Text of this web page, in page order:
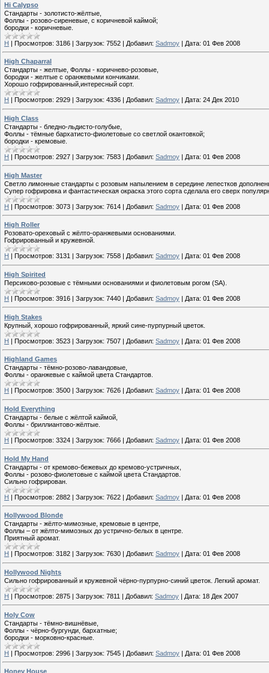
Hi Calypso
Стандарты - золотисто-жёлтые,
Фоллы - розово-сиреневые, с коричневой каймой;
бородки - коричневые.
H | Просмотров: 3186 | Загрузок: 7552 | Добавил: Sadmoy | Дата: 01 Фев 2008
High Chaparral
Стандарты - желтые, Фоллы - коричнево-розовые,
бородки - желтые с оранжевыми кончиками.
Хорошо гофрированный,интересный сорт.
H Просмотров: 2929 Загрузок: 4336 Добавил: Sadmoy Дата: 24 Дек 2010
High Class
Стандарты - бледно-льдисто-голубые,
Фоллы - тёмные бархатисто-фиолетовые со светлой окантовкой;
бородки - кремовые.
H | Просмотров: 2927 | Загрузок: 7583 | Добавил: Sadmoy | Дата: 01 Фев 2008
High Master
Светло лимонные стандарты с розовым напылением в середине лепестков
Супер гофрировка и фантастическая окраска этого сорта сделала его сверх
H | Просмотров: 3073 | Загрузок: 7614 | Добавил: Sadmoy | Дата: 01 Фев 2008
High Roller
Розовато-ореховый с жёлто-оранжевыми основаниями.
Гофрированный и кружевной.
H Просмотров: 3131 Загрузок: 7558 Добавил: Sadmoy Дата: 01 Фев 2008
High Spirited
Персиково-розовые с тёмными основаниями и фиолетовым рогом (SA).
H | Просмотров: 3916 | Загрузок: 7440 | Добавил: Sadmoy | Дата: 01 Фев 2008
High Stakes
Крупный, хорошо гофрированный, яркий сине-пурпурный цветок.
H | Просмотров: 3523 | Загрузок: 7507 | Добавил: Sadmoy | Дата: 01 Фев 2008
Highland Games
Стандарты - тёмно-розово-лавандовые,
Фоллы - оранжевые с каймой цвета Стандартов.
H Просмотров: 3500 Загрузок: 7626 Добавил: Sadmoy Дата: 01 Фев 2008
Hold Everything
Стандарты - белые с жёлтой каймой,
Фоллы - бриллиантово-жёлтые.
H | Просмотров: 3324 | Загрузок: 7666 | Добавил: Sadmoy | Дата: 01 Фев 2008
Hold My Hand
Стандарты - от кремово-бежевых до кремово-устричных,
Фоллы - розово-фиолетовые с каймой цвета Стандартов.
Сильно гофрирован.
H | Просмотров: 2882 | Загрузок: 7622 | Добавил: Sadmoy | Дата: 01 Фев 2008
Hollywood Blonde
Стандарты - жёлто-мимозные, кремовые в центре,
Фоллы – от жёлто-мимозных до устрично-белых в центре.
Приятный аромат.
H Просмотров: 3182 Загрузок: 7630 Добавил: Sadmoy Дата: 01 Фев 2008
Hollywood Nights
Сильно гофрированный и кружевной чёрно-пурпурно-синий цветок. Легкий аромат.
H | Просмотров: 2875 | Загрузок: 7811 | Добавил: Sadmoy | Дата: 18 Дек 2007
Holy Cow
Стандарты - тёмно-вишнёвые,
Фоллы - чёрно-бургунди, бархатные;
бородки - морковно-красные.
H | Просмотров: 2996 | Загрузок: 7545 | Добавил: Sadmoy | Дата: 01 Фев 2008
Honey House